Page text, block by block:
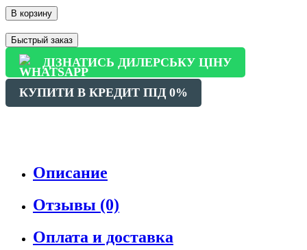
В корзину
Быстрый заказ
ДІЗНАТИСЬ ДИЛЕРСЬКУ ЦІНУ
КУПИТИ В КРЕДИТ ПІД 0%
Описание
Отзывы (0)
Оплата и доставка